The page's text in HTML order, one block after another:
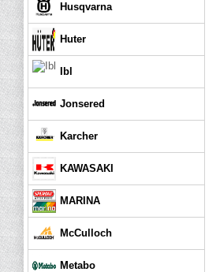
Husqvarna
Huter
Ibl
Jonsered
Karcher
KAWASAKI
MARINA
McCulloch
Metabo